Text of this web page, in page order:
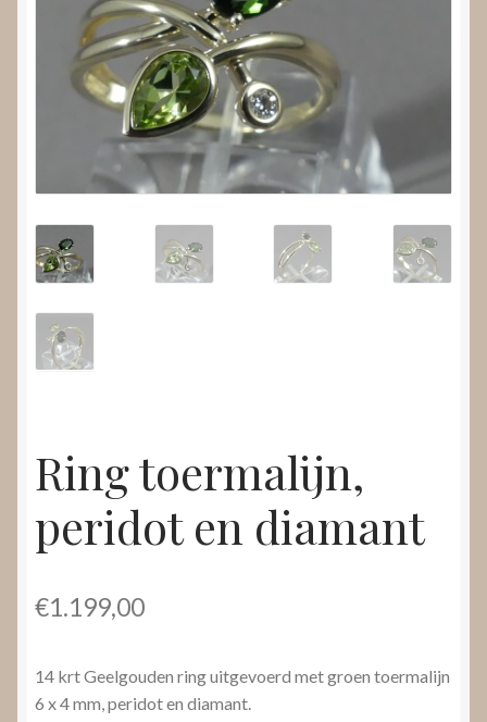
Nieuws
Video’s
Submenu
uitvouwen
Ring toermalijn,
peridot en diamant
€1.199,00
14 krt Geelgouden ring uitgevoerd met groen toermalijn
6 x 4 mm, peridot en diamant.